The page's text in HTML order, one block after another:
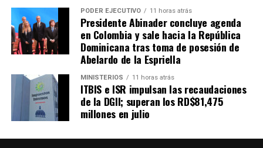
PODER EJECUTIVO 11 horas atrás
Presidente Abinader concluye agenda
en Colombia y sale hacia la República
Dominicana tras toma de posesión de
Abelardo de la Espriella
MINISTERIOS 11 horas atrás
ITBIS e ISR impulsan las recaudaciones
de la DGII; superan los RD$81,475
millones en julio